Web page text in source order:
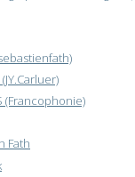
(Francophonie)
Fath